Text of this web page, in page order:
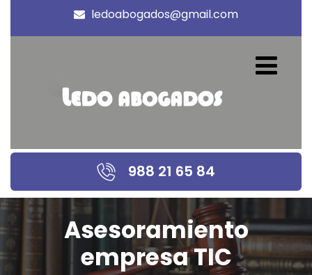
ledoabogados@gmail.com
988 21 65 84
Asesoramiento
empresa TIC